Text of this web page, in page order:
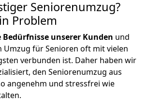
Seniorenumzug?
Problem
unserer Kunden und
Umzug für Senioren oft mit vielen
verbunden ist. Daher haben wir
den Seniorenumzug aus
angenehm und stressfrei wie